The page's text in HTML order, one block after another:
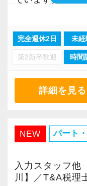
≪地域に寄り添
一人ひとりが無
がら自分らしく
私たちはそこを
それぞれのメン
環境作りに力を
≪オフィスカジ
ない事務所≫
男女を問わず、
極端にラフすぎ
ある必要はあり
フトウェア開発
新規のご契約は
ました。
法人担当社員は
対面でお話を伺
今回は、そんな
してくださる内
す！
完全週休2日 未
第2新卒歓迎 時間
詳細を見る
NEW パート
入力スタッフ他
川】／T&A税理